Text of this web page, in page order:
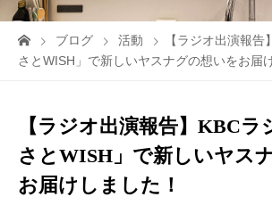
ブログ 活動
【ラジオ出演報告
さとWISH」で新しいヤスナグの想いをお届
【ラジオ出演報告】KBCラ
さとWISH」で新しいヤス
お届けしました！